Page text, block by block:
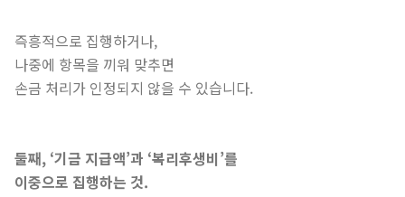
즉흥적으로 집행하거나,
나중에 항목을 끼워 맞추면
손금 처리가 인정되지 않을 수 있습니다.
둘째, ‘기금 지급액’과 ‘복리후생비’를
이중으로 집행하는 것.